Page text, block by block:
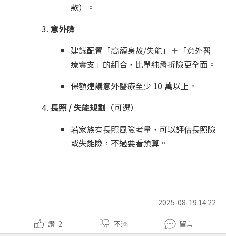
款）。
意外險
建議配置「高額身故/失能」＋「意外醫
療實支」的組合，比單純骨折險更全面。
保額建議意外醫療至少 10 萬以上。
長照 / 失能規劃 （可選）
若家族有長照風險考量，可以評估長照險
或失能險，不過要看預算。
2025-08-19 14:22
讚 2 不滿 留言